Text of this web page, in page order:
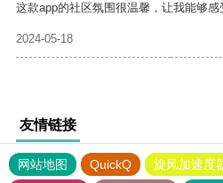
这款app的社区氛围很温馨，让我能够感
2024-05-18
友情链接
网站地图 QuickQ 旋风加速度